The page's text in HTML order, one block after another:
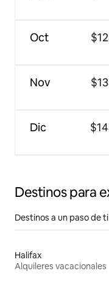
Oct
Nov
Dic
Destinos para
Destinos a un paso de ti
Halifax
Alquileres vacacionales